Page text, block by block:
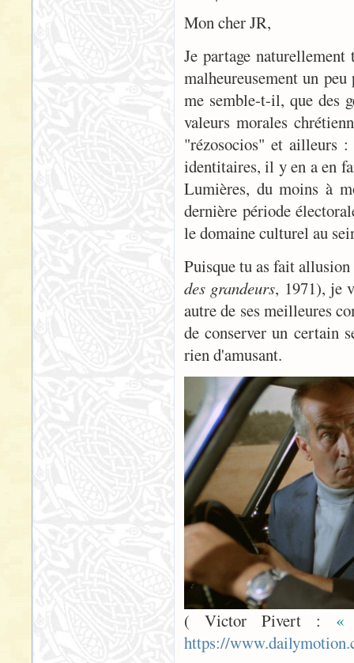
Mon cher JR,
Je partage
malheureusement un
me semble-t-il, que des
valeurs morales
"rézosocios" et ailleurs
identitaires, il y en a en
Lumières, du moins à
dernière période
le domaine culturel au
Puisque tu as fait
des grandeurs, 1971), je
autre de ses meilleures
de conserver un certain
rien d'amusant.
( Victor Pivert : «
https://